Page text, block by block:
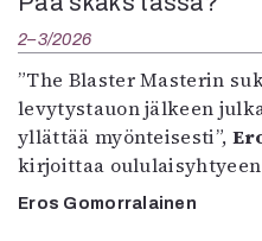
2–3/2026
”The Blaster Masterin
levytystauon jälkeen
yllättää myönteisesti”,
kirjoittaa
Eros Gomorralainen